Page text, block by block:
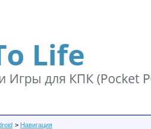
> Навигация